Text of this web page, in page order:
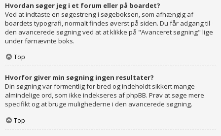
Hvordan søger jeg i et forum eller på boardet?
Ved at indtaste en søgestreng i søgeboksen, som afhængig af
boardets typografi, normalt findes øverst på siden. Du får adgang til
den avancerede søgning ved at at klikke på "Avanceret søgning" lige
under førnævnte boks.
Top
Hvorfor giver min søgning ingen resultater?
Din søgning var formentlig for bred og indeholdt sikkert mange
almindelige ord, som ikke indekseres af phpBB. Prøv at søge mere
specifikt og at bruge mulighederne i den avancerede søgning.
Top